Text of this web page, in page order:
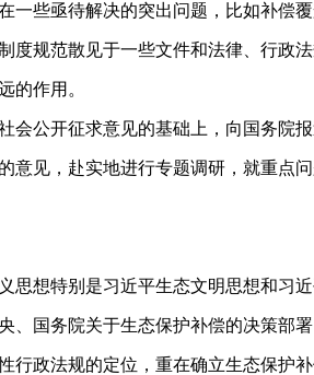
些亟待解决的突出问题，比如补偿
度规范散见于一些文件和法律、行政
的作用。
公开征求意见的基础上，向国务院
意见，赴实地进行专题调研，就重点
思想特别是习近平生态文明思想和习
、国务院关于生态保护补偿的决策部
行政法规的定位，重在确立生态保护